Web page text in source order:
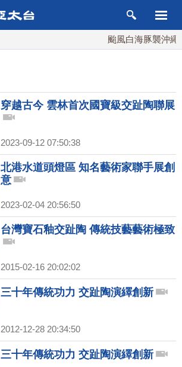
颱風白海豚襲沖繩
穿越古今 雲林首次國寶級交趾陶聯展
2023-09-12 07:50:38
北港水道頭燈區 知名藝術家聯手展創
意
2023-02-04 20:56:50
台灣寶石釉交趾陶 傳統技藝藝術極致
2015-02-16 20:02:02
三十年傳統功力 交趾陶演繹創新
2012-12-28 20:34:50
三十年傳統功力 交趾陶演繹創新